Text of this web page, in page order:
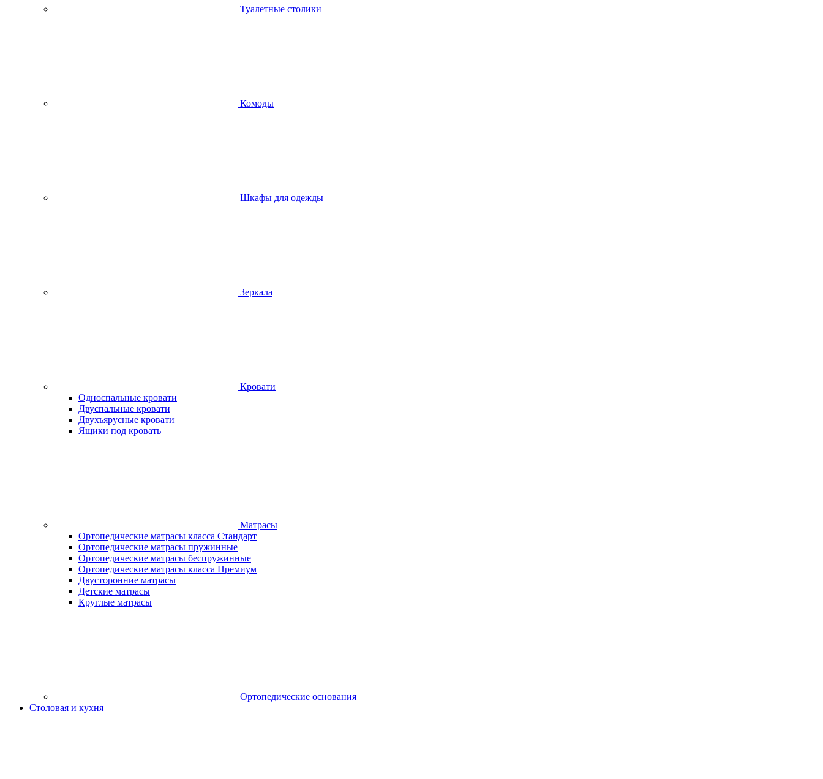
Туалетные столики
Комоды
Шкафы для одежды
Зеркала
Кровати
Односпальные кровати
Двуспальные кровати
Двухъярусные кровати
Ящики под кровать
Матрасы
Ортопедические матрасы класса Стандарт
Ортопедические матрасы пружинные
Ортопедические матрасы беспружинные
Ортопедические матрасы класса Премиум
Двусторонние матрасы
Детские матрасы
Круглые матрасы
Ортопедические основания
Столовая и кухня